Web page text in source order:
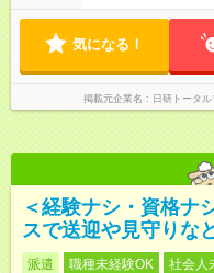
気になる！
掲載元企業名 日研トータ
＜経験ナシ・資格ナ
スで送迎や見守りな
派遣 職種未経験OK 社会人